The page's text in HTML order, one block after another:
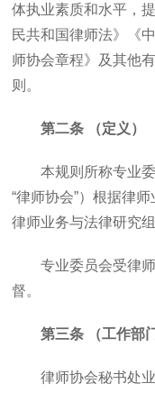
体执业素质和水平，
民共和国律师法》《
师协会章程》及其他
则。
第二条 （定义）
本规则所称专业
“律师协会”）根据律
律师业务与法律研究组
专业委员会受律
督。
第三条 （工作部
律师协会秘书处